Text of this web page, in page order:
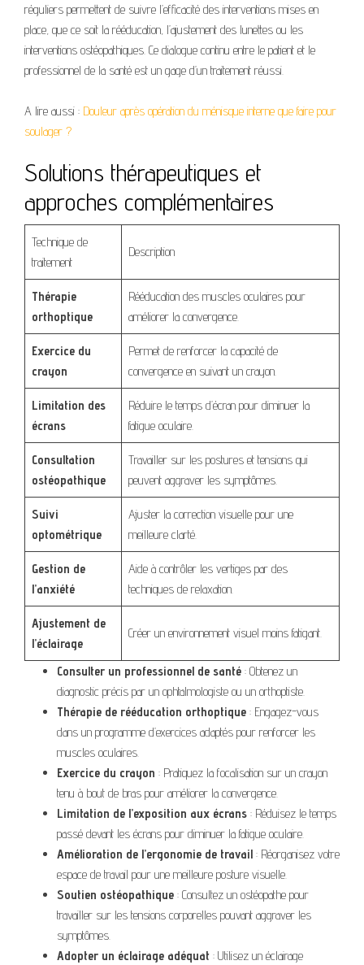
réguliers permettent de suivre l’efficacité des interventions mises en
place, que ce soit la rééducation, l’ajustement des lunettes ou les
interventions ostéopathiques. Ce dialogue continu entre le patient et le
professionnel de la santé est un gage d’un traitement réussi.
A lire aussi : Douleur après opération du ménisque interne que faire pour
soulager ?
Solutions thérapeutiques et
approches complémentaires
Technique de
traitement
Description
Thérapie
orthoptique
Rééducation des muscles oculaires pour
améliorer la convergence.
Exercice du
crayon
Permet de renforcer la capacité de
convergence en suivant un crayon.
Limitation des
écrans
Réduire le temps d’écran pour diminuer la
fatigue oculaire.
Consultation
ostéopathique
Travailler sur les postures et tensions qui
peuvent aggraver les symptômes.
Suivi
optométrique
Ajuster la correction visuelle pour une
meilleure clarté.
Gestion de
l’anxiété
Aide à contrôler les vertiges par des
techniques de relaxation.
Ajustement de
l’éclairage
Créer un environnement visuel moins fatigant.
Consulter un professionnel de santé : Obtenez un
diagnostic précis par un ophtalmologiste ou un orthoptiste.
Thérapie de rééducation orthoptique : Engagez-vous
dans un programme d’exercices adaptés pour renforcer les
muscles oculaires.
Exercice du crayon : Pratiquez la focalisation sur un crayon
tenu à bout de bras pour améliorer la convergence.
Limitation de l’exposition aux écrans : Réduisez le temps
passé devant les écrans pour diminuer la fatigue oculaire.
Amélioration de l’ergonomie de travail : Réorganisez votre
espace de travail pour une meilleure posture visuelle.
Soutien ostéopathique : Consultez un ostéopathe pour
travailler sur les tensions corporelles pouvant aggraver les
symptômes.
Adopter un éclairage adéquat : Utilisez un éclairage